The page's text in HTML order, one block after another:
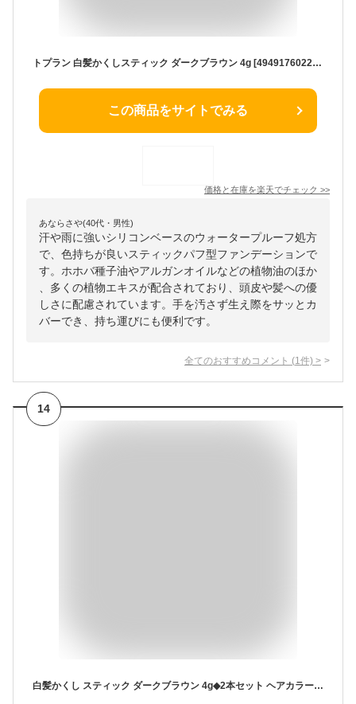
トプラン 白髪かくしスティック ダークブラウン 4g [4949176022644] ウォータープルーフ 白髪用 毛髪着色料 白髪カバー
この商品をサイトでみる
価格と在庫を楽天でチェック >>
あならさや(40代・男性)
汗や雨に強いシリコンベースのウォータープルーフ処方
で、色持ちが良いスティックパフ型ファンデーションで
す。ホホバ種子油やアルガンオイルなどの植物油のほか
、多くの植物エキスが配合されており、頭皮や髪への優
しさに配慮されています。手を汚さず生え際をサッとカ
バーでき、持ち運びにも便利です。
全てのおすすめコメント (1 件) >
14
白髪かくし スティック ダークブラウン 4g◆2本セット ヘアカラー 毛髪着色料 TKMI-011DB【メール便送料無料】TO-PLAN トプラン ウォータープルーフ 速乾性 白髪ぼかし スティックパフ ファンデーション 白髪隠し 白髪 部分 部分染め ポンポン 茶 生え際 東京企画